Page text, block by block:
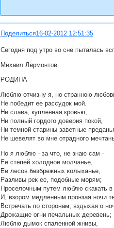
Поделиться16-02-2012 12:51:35
Сегодня под утро во сне пыталась
Михаил Лермонтов
РОДИНА
Люблю отчизну я, но странною
Не победит ее рассудок мой.
Ни слава, купленная кровью,
Ни полный гордого доверия покой,
Ни темной старины заветные
Не шевелят во мне отрадного
Но я люблю - за что, не знаю сам -
Ее степей холодное молчанье,
Ее лесов безбрежных колыханье,
Разливы рек ее, подобные морям;
Проселочным путем люблю скакать в
И, взором медленным пронзая ночи
Встречать по сторонам, вздыхая о
Дрожащие огни печальных деревень;
Люблю дымок спаленной жнивы,